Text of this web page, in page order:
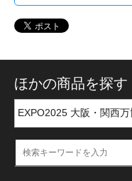
ほかの商品を探す